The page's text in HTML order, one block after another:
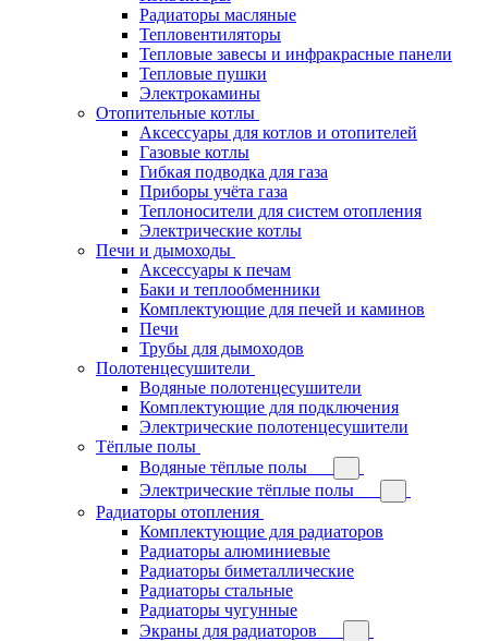
Радиаторы масляные
Тепловентиляторы
Тепловые завесы и инфракрасные панели
Тепловые пушки
Электрокамины
Отопительные котлы
Аксессуары для котлов и отопителей
Газовые котлы
Гибкая подводка для газа
Приборы учёта газа
Теплоносители для систем отопления
Электрические котлы
Печи и дымоходы
Аксессуары к печам
Баки и теплообменники
Комплектующие для печей и каминов
Печи
Трубы для дымоходов
Полотенцесушители
Водяные полотенцесушители
Комплектующие для подключения
Электрические полотенцесушители
Тёплые полы
Водяные тёплые полы
Электрические тёплые полы
Радиаторы отопления
Комплектующие для радиаторов
Радиаторы алюминиевые
Радиаторы биметаллические
Радиаторы стальные
Радиаторы чугунные
Экраны для радиаторов